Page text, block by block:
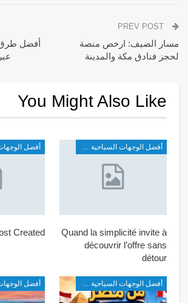
مسار الضيف: ارخص منصة
لحجز فنادق مكة والمدينة
أفضل
You Might Also Like
أفضل الوجهات السياحية في شرق آسيا
Quand la simplicité invite à
découvrir l’offre sans
détour
Created
أفضل الوجهات السياحية في شرق آسيا